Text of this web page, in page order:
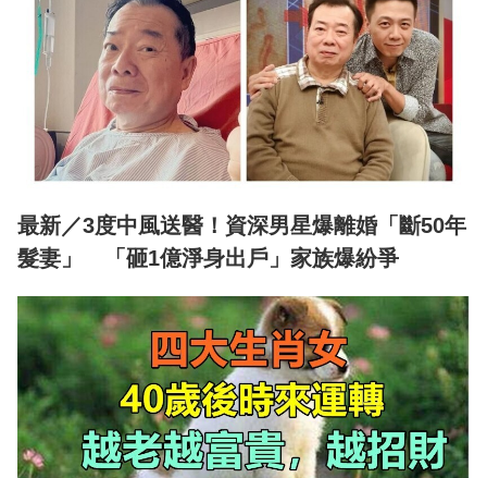
最新／3度中風送醫！資深男星爆離婚「斷50年
髮妻」 「砸1億淨身出戶」家族爆紛爭